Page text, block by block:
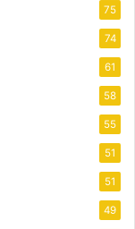
75
74
61
58
55
51
51
49